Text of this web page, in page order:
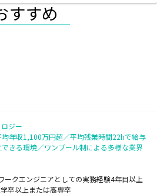
すすめ
ジー
均年収1,100万円超／平均残業時間22hで給与
きる環境／ワンプール制による多様な業界
ークエンジニアとしての実務経験4年目以上
卒以上または高専卒